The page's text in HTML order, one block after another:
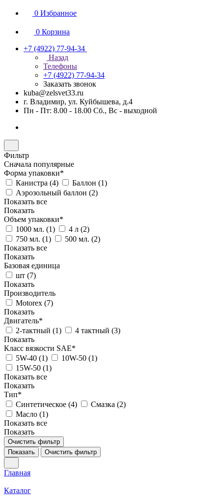
0 Избранное
0 Корзина
+7 (4922) 77-94-34
Назад
Телефоны
+7 (4922) 77-94-34
Заказать звонок
kuba@zelsvet33.ru
г. Владимир, ул. Куйбышева, д.4
Пн - Пт: 8.00 - 18.00 Сб., Вс - выходной
Фильтр
Сначала популярные
Форма упаковки*
Канистра (4) Баллон (1)
Аэрозольный баллон (2)
Показать все
Показать
Объем упаковки*
1000 мл. (1) 4 л (2)
750 мл. (1) 500 мл. (2)
Показать все
Показать
Базовая единица
шт (7)
Показать
Производитель
Motorex (7)
Показать
Двигатель*
2-тактный (1) 4 тактный (3)
Показать
Класс вязкости SAE*
5W-40 (1) 10W-50 (1)
15W-50 (1)
Показать все
Показать
Тип*
Синтетическое (4) Смазка (2)
Масло (1)
Показать все
Показать
Очистить фильтр
Показать
Очистить фильтр
Главная
Каталог